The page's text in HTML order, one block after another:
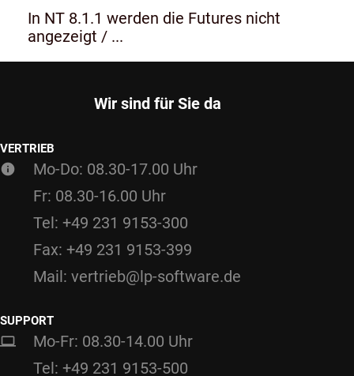
In NT 8.1.1 werden die Futures nicht
angezeigt / ...
Wir sind für Sie da
VERTRIEB
Mo-Do: 08.30-17.00 Uhr
Fr: 08.30-16.00 Uhr
Tel: +49 231 9153-300
Fax: +49 231 9153-399
Mail: vertrieb@lp-software.de
SUPPORT
Mo-Fr: 08.30-14.00 Uhr
Tel: +49 231 9153-500